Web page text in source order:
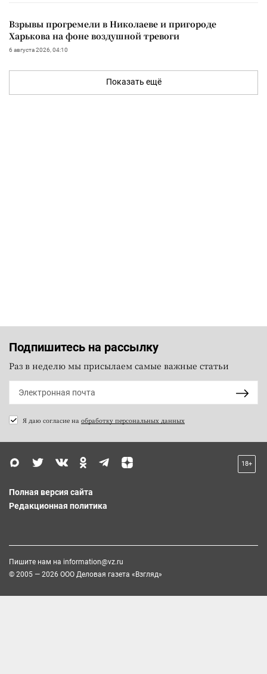
Взрывы прогремели в Николаеве и пригороде
Харькова на фоне воздушной тревоги
6 августа 2026, 04:10
Показать ещё
Подпишитесь на рассылку
Раз в неделю мы присылаем самые важные статьи
Я даю согласие на обработку персональных данных
18+
Полная версия сайта
Редакционная политика
Пишите нам на information@vz.ru
© 2005 — 2026 ООО Деловая газета «Взгляд»